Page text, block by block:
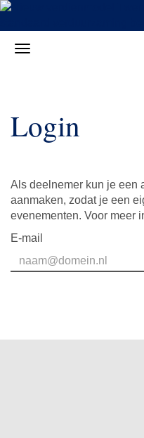
Login
Als deelnemer kun je een
aanmaken, zodat je een
evenementen. Voor meer
E-mail